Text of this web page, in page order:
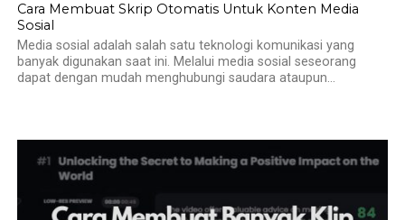
Cara Membuat Skrip Otomatis Untuk Konten Media
Sosial
Media sosial adalah salah satu teknologi komunikasi yang
banyak digunakan saat ini. Melalui media sosial seseorang
dapat dengan mudah menghubungi saudara ataupun...